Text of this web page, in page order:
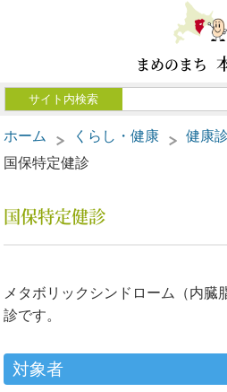
まめのまち
ホーム くらし・健康
健康
国保特定健診
国保特定健診
メタボリックシンドローム（内臓
診です。
対象者